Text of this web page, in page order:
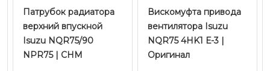
Патрубок радиатора
верхний впускной
Isuzu NQR75/90
NPR75 | CHM
Вискомуфта привода
вентилятора Isuzu
NQR75 4HK1 Е-3 |
Оригинал